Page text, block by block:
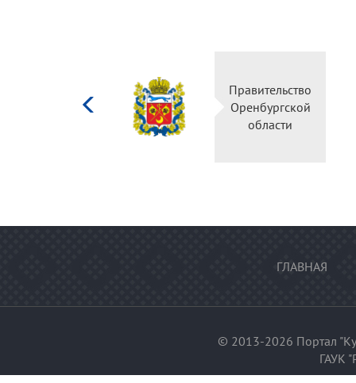
Правительство
Оренбургской
области
ГЛАВНАЯ
© 2013-2026 Портал
ГАУК